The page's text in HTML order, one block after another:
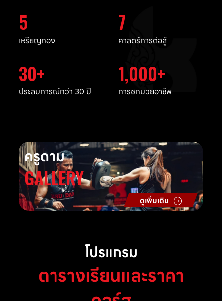
5
เหรียญทอง
7
ศาสตร์การต่อสู้
30
ประสบการณ์กว่า 30 ปี
1,000
การชกมวยอาชีพ
ครูดาม
GALLERY
ดูเพิ่มเติม
โปรแกรม
ตารางเรียนและราคา